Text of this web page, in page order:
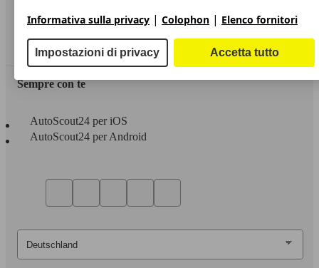
Servizi
Area rivenditori
Sempre con te
AutoScout24 per iOS
AutoScout24 per Android
Informativa sulla privacy | Colophon | Elenco fornitori
Impostazioni di privacy Accetta tutto